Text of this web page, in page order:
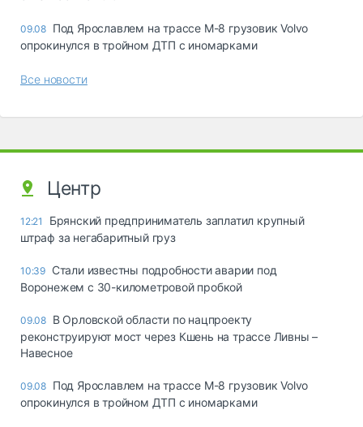
09.08 Под Ярославлем на трассе М-8 грузовик Volvo
опрокинулся в тройном ДТП с иномарками
Все новости
Центр
12:21
Брянский предприниматель заплатил крупный
штраф за негабаритный груз
10:39 Стали известны подробности аварии под
Воронежем с 30-километровой пробкой
09.08 В Орловской области по нацпроекту
реконструируют мост через Кшень на трассе Ливны –
Навесное
09.08 Под Ярославлем на трассе М-8 грузовик Volvo
опрокинулся в тройном ДТП с иномарками